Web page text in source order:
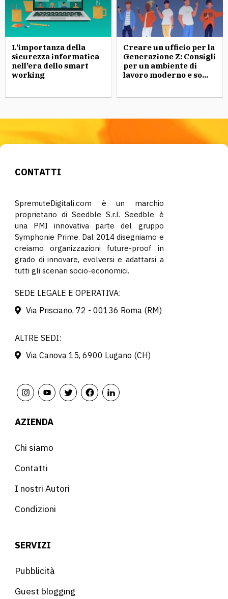
L’importanza della
sicurezza informatica
nell’era dello smart
working
Creare un ufficio per la
Generazione Z: Consigli
per un ambiente di
lavoro moderno e so...
CONTATTI
SpremuteDigitali.com è un marchio
proprietario di Seedble S.r.l. Seedble è
una PMI innovativa parte del gruppo
Symphonie Prime. Dal 2014 disegniamo e
creiamo organizzazioni future-proof in
grado di innovare, evolversi e adattarsi a
tutti gli scenari socio-economici.
SEDE LEGALE E OPERATIVA:
Via Prisciano, 72 - 00136 Roma (RM)
ALTRE SEDI:
Via Canova 15, 6900 Lugano (CH)
AZIENDA
Chi siamo
Contatti
I nostri Autori
Condizioni
SERVIZI
Pubblicità
Guest blogging